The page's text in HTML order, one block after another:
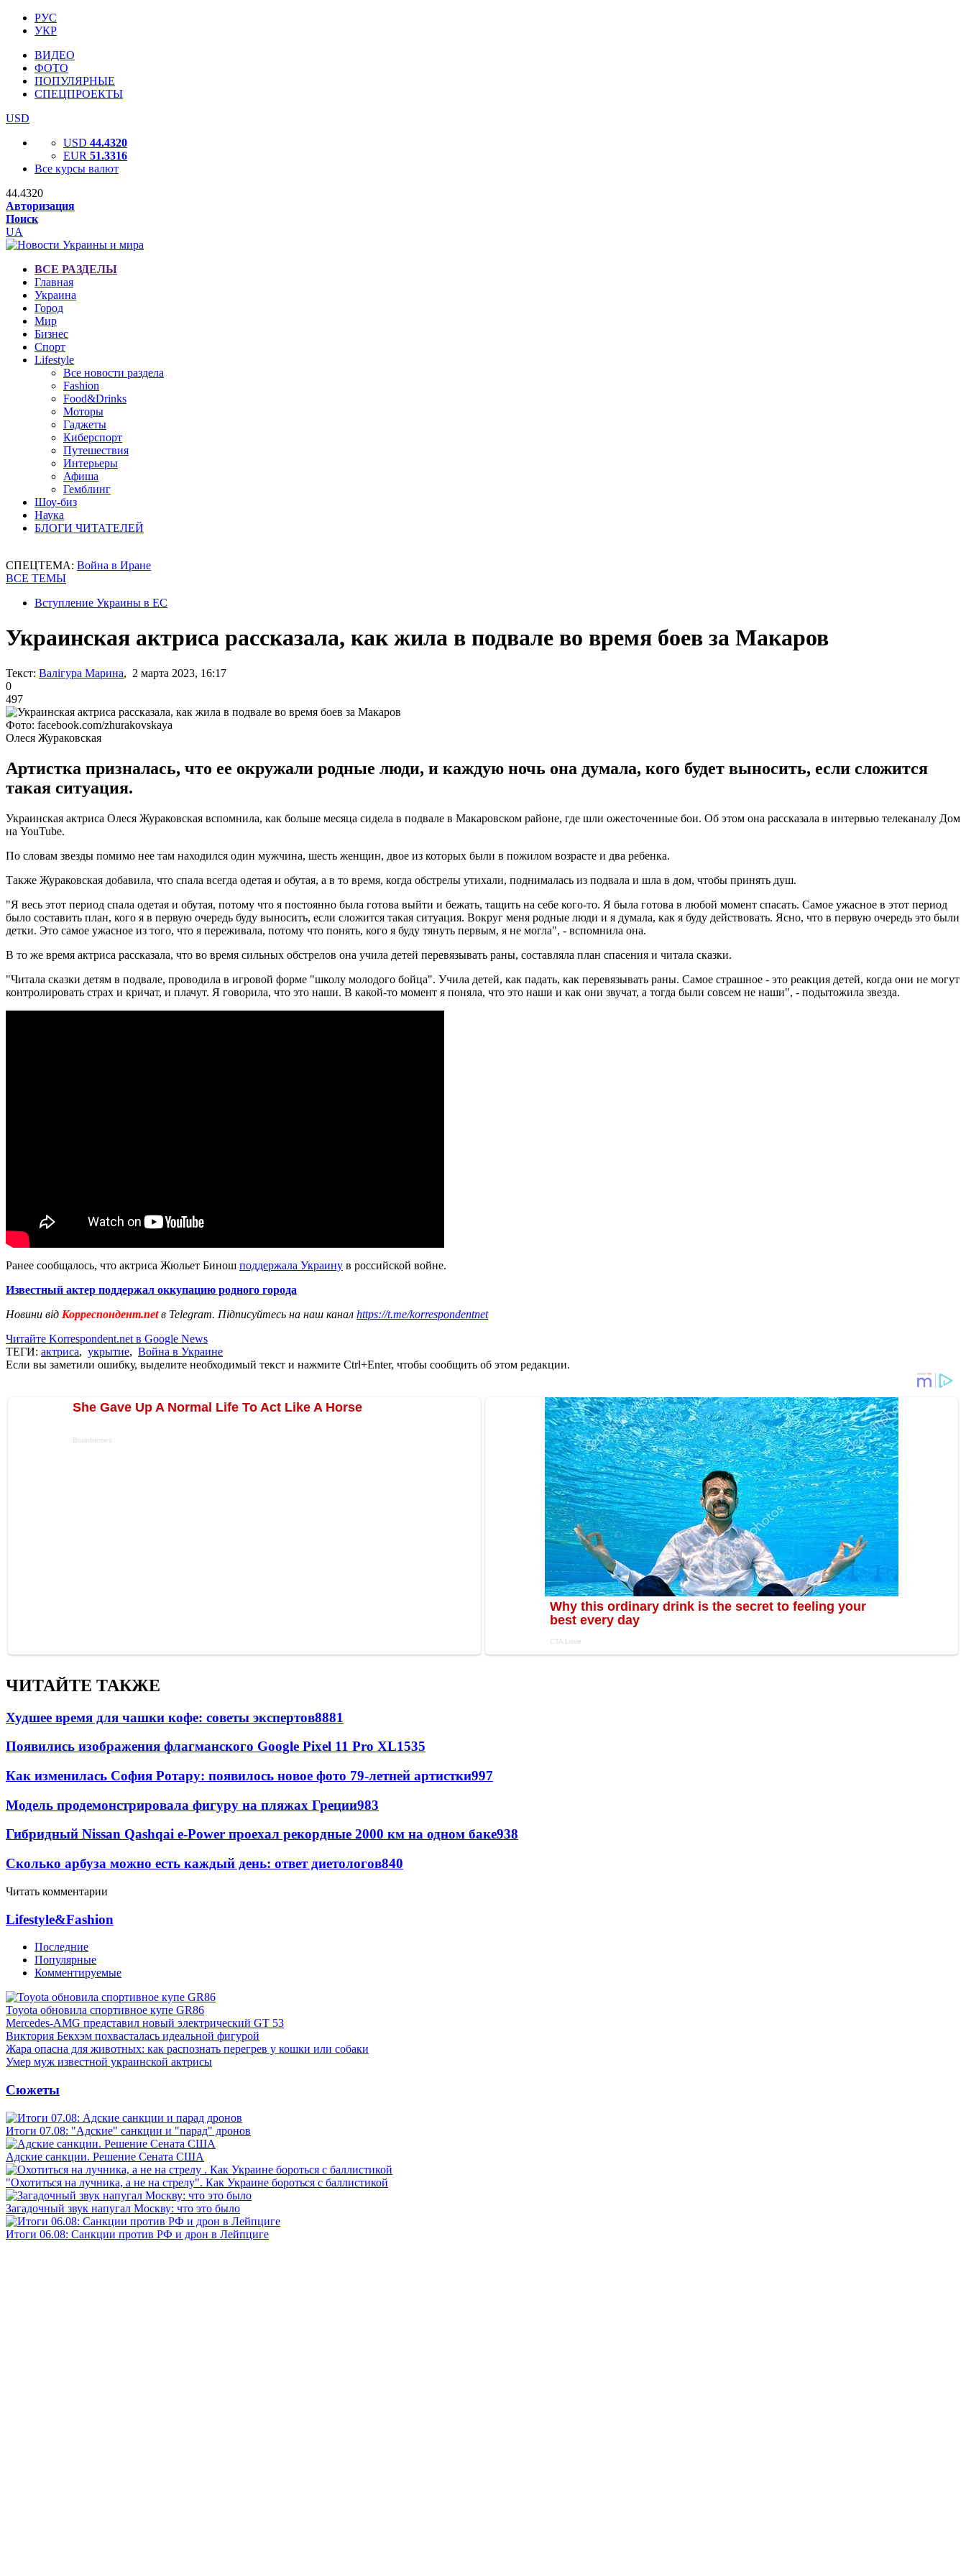
РУС
УКР
ВИДЕО
ФОТО
ПОПУЛЯРНЫЕ
СПЕЦПРОЕКТЫ
USD
USD 44.4320
EUR 51.3316
Все курсы валют
44.4320
Авторизация
Поиск
UA
ВСЕ РАЗДЕЛЫ
Главная
Украина
Город
Мир
Бизнес
Спорт
Lifestyle
Все новости раздела
Fashion
Food&Drinks
Моторы
Гаджеты
Киберспорт
Путешествия
Интерьеры
Афиша
Гемблинг
Шоу-биз
Наука
БЛОГИ ЧИТАТЕЛЕЙ
СПЕЦТЕМА: Война в Иране
ВСЕ ТЕМЫ
Вступление Украины в ЕС
Украинская актриса рассказала, как жила в подвале во время боев за Макаров
Текст: Валігура Марина, 2 марта 2023, 16:17
0
497
Фото: facebook.com/zhurakovskaya
Олеся Жураковская
Артистка призналась, что ее окружали родные люди, и каждую ночь она думала, кого будет выносить, если сложится
такая ситуация.
Украинская актриса Олеся Жураковская вспомнила, как больше месяца сидела в подвале в Макаровском районе, где шли ожесточенные бои. Об этом она рассказала в интервью телеканалу Дом
на YouTube.
По словам звезды помимо нее там находился один мужчина, шесть женщин, двое из которых были в пожилом возрасте и два ребенка.
Также Жураковская добавила, что спала всегда одетая и обутая, а в то время, когда обстрелы утихали, поднималась из подвала и шла в дом, чтобы принять душ.
"Я весь этот период спала одетая и обутая, потому что я постоянно была готова выйти и бежать, тащить на себе кого-то. Я была готова в любой момент спасать. Самое ужасное в этот период
было составить план, кого я в первую очередь буду выносить, если сложится такая ситуация. Вокруг меня родные люди и я думала, как я буду действовать. Ясно, что в первую очередь это были
детки. Это самое ужасное из того, что я переживала, потому что понять, кого я буду тянуть первым, я не могла", - вспомнила она.
В то же время актриса рассказала, что во время сильных обстрелов она учила детей перевязывать раны, составляла план спасения и читала сказки.
"Читала сказки детям в подвале, проводила в игровой форме "школу молодого бойца". Учила детей, как падать, как перевязывать раны. Самое страшное - это реакция детей, когда они не могут
контролировать страх и кричат, и плачут. Я говорила, что это наши. В какой-то момент я поняла, что это наши и как они звучат, а тогда были совсем не наши", - подытожила звезда.
Ранее сообщалось, что актриса Жюльет Бинош поддержала Украину в российской войне.
Известный актер поддержал оккупацию родного города
Новини від Корреспондент.netв Telegram. Підписуйтесь на наш канал https://t.me/korrespondentnet
Читайте Korrespondent.net в Google News
ТЕГИ: актриса, укрытие, Война в Украине
Если вы заметили ошибку, выделите необходимый текст и нажмите Ctrl+Enter, чтобы сообщить об этом редакции.
ЧИТАЙТЕ ТАКЖЕ
Худшее время для чашки кофе: советы экспертов8881
Появились изображения флагманского Google Pixel 11 Pro XL1535
Как изменилась София Ротару: появилось новое фото 79-летней артистки997
Модель продемонстрировала фигуру на пляжах Греции983
Гибридный Nissan Qashqai e-Power проехал рекордные 2000 км на одном баке938
Сколько арбуза можно есть каждый день: ответ диетологов840
Читать комментарии
Lifestyle&Fashion
Последние
Популярные
Комментируемые
Toyota обновила спортивное купе GR86
Mercedes-AMG представил новый электрический GT 53
Виктория Бекхэм похвасталась идеальной фигурой
Жара опасна для животных: как распознать перегрев у кошки или собаки
Умер муж известной украинской актрисы
Сюжеты
Итоги 07.08: "Адские" санкции и "парад" дронов
Адские санкции. Решение Сената США
"Охотиться на лучника, а не на стрелу". Как Украине бороться с баллистикой
Загадочный звук напугал Москву: что это было
Итоги 06.08: Санкции против РФ и дрон в Лейпциге